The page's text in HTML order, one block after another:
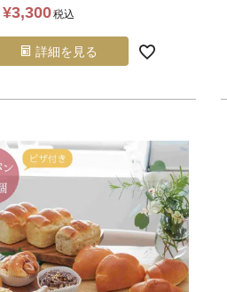
¥3,300税込
詳細を見る